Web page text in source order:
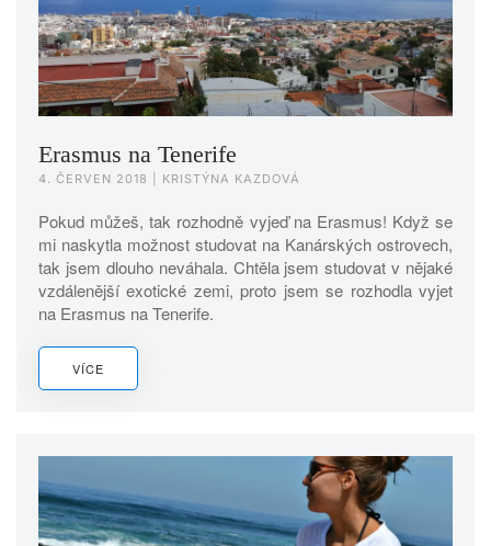
Erasmus na Tenerife
4. ČERVEN 2018 | KRISTÝNA KAZDOVÁ
Pokud můžeš, tak rozhodně vyjeď na Erasmus! Když se
mi naskytla možnost studovat na Kanárských ostrovech,
tak jsem dlouho neváhala. Chtěla jsem studovat v nějaké
vzdálenější exotické zemi, proto jsem se rozhodla vyjet
na Erasmus na Tenerife.
VÍCE